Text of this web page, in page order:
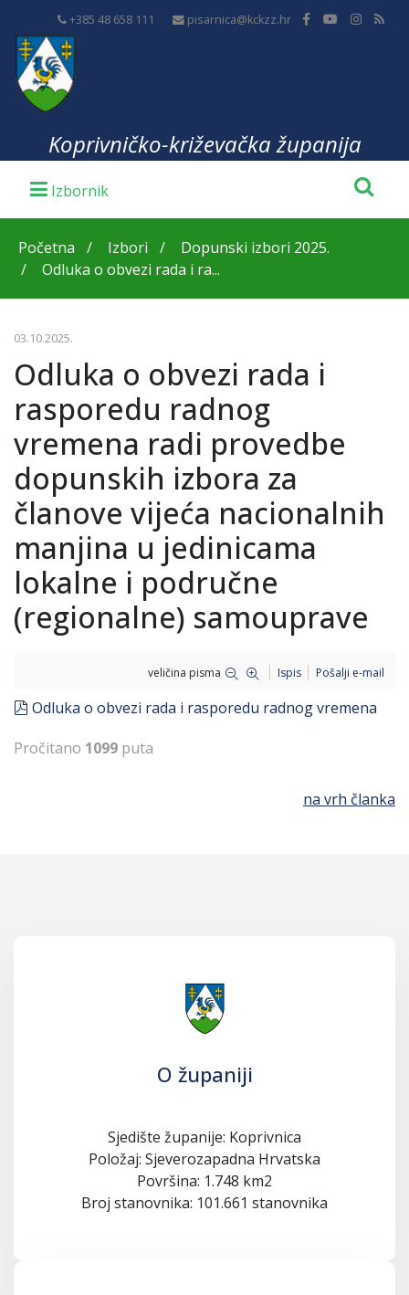
+385 48 658 111 pisarnica@kckzz.hr
Koprivničko-križevačka županija
Početna Izbori
Dopunski izbori 2025.
Odluka o obvezi rada i ra...
03.10.2025.
Odluka o obvezi rada i
rasporedu radnog
vremena radi provedbe
dopunskih izbora za
članove vijeća nacionalnih
manjina u jedinicama
lokalne i područne
(regionalne) samouprave
veličina pisma Ispis Pošalji e-mail
pdf
Odluka o obvezi rada i rasporedu radnog vremena
Pročitano 1099 puta
na vrh članka
O županiji
Sjedište županije: Koprivnica
Položaj: Sjeverozapadna Hrvatska
Površina: 1.748 km2
Broj stanovnika: 101.661 stanovnika